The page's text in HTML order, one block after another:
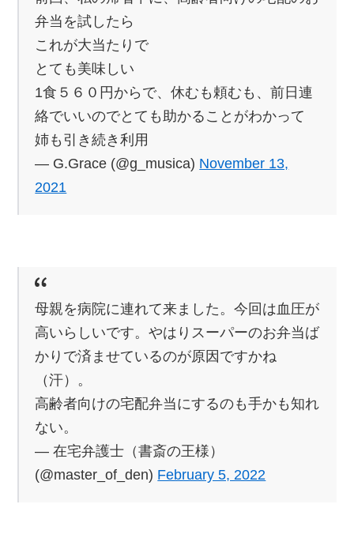
弁当を試したら
これが大当たりで
とても美味しい
1食５６０円からで、休むも頼むも、前日連
絡でいいのでとても助かることがわかって
姉も引き続き利用
— G.Grace (@g_musica) November 13,
2021
母親を病院に連れて来ました。今回は血圧が
高いらしいです。やはりスーパーのお弁当ば
かりで済ませているのが原因ですかね
（汗）。
高齢者向けの宅配弁当にするのも手かも知れ
ない。
— 在宅弁護士（書斎の王様）
(@master_of_den) February 5, 2022